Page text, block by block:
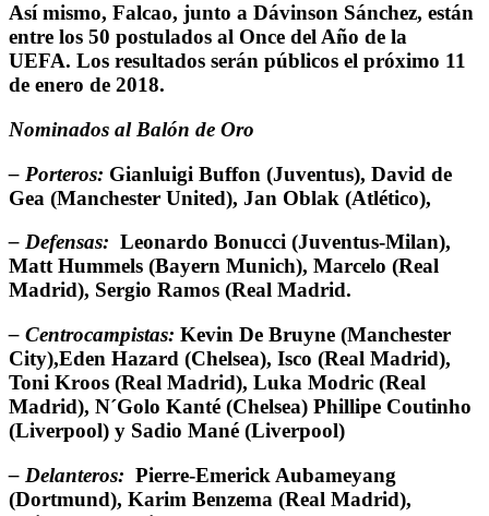
Así mismo, Falcao, junto a Dávinson Sánchez, están
entre los 50 postulados al Once del Año de la
UEFA. Los resultados serán públicos el próximo 11
de enero de 2018.
Nominados al Balón de Oro
– Porteros: Gianluigi Buffon (Juventus), David de
Gea (Manchester United), Jan Oblak (Atlético),
– Defensas: Leonardo Bonucci (Juventus-Milan),
Matt Hummels (Bayern Munich), Marcelo (Real
Madrid), Sergio Ramos (Real Madrid.
– Centrocampistas: Kevin De Bruyne (Manchester
City),Eden Hazard (Chelsea), Isco (Real Madrid),
Toni Kroos (Real Madrid), Luka Modric (Real
Madrid), N´Golo Kanté (Chelsea) Phillipe Coutinho
(Liverpool) y Sadio Mané (Liverpool)
– Delanteros: Pierre-Emerick Aubameyang
(Dortmund), Karim Benzema (Real Madrid),